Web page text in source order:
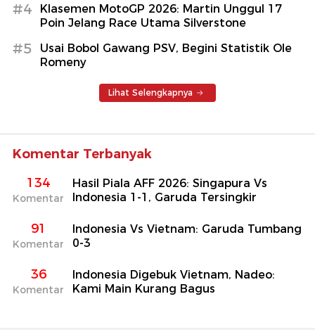
#4
Klasemen MotoGP 2026: Martin Unggul 17
Poin Jelang Race Utama Silverstone
#5
Usai Bobol Gawang PSV, Begini Statistik Ole
Romeny
Lihat Selengkapnya
Komentar Terbanyak
134
Komentar
Hasil Piala AFF 2026: Singapura Vs
Indonesia 1-1, Garuda Tersingkir
91
Komentar
Indonesia Vs Vietnam: Garuda Tumbang
0-3
36
Komentar
Indonesia Digebuk Vietnam, Nadeo:
Kami Main Kurang Bagus